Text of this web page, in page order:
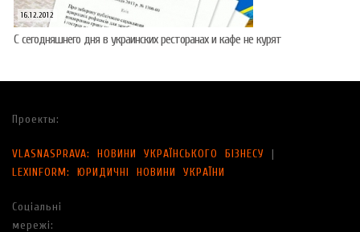
16.12.2012
С сегодняшнего дня в украинских ресторанах и кафе не курят
Проекты:
VLASNASPRAVA: НОВИНИ УКРАЇНСЬКОГО БІЗНЕСУ |
LEXINFORM: ЮРИДИЧНІ НОВИНИ УКРАЇНИ
Соціальні
мережі: